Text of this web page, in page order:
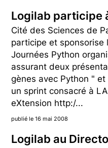
Logilab participe
Cité des Sciences de
participe et sponsorise
Journées Python
assurant deux
gènes avec Python "
un sprint consacré à
eXtension http:/...
publié le 16 mai 2008
Logilab au